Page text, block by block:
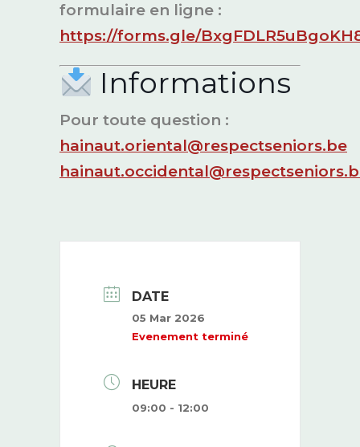
formulaire en ligne :
https://forms.gle/
Informations
Pour toute question :
hainaut.oriental@respectseniors.be
DATE
05 Mar 2026
Evenement terminé
HEURE
09:00 - 12:00